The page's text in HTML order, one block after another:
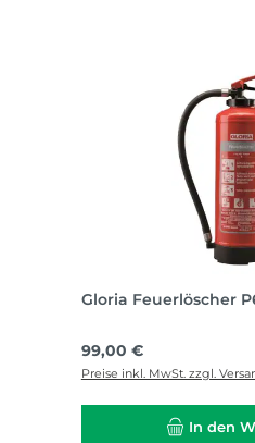
Gloria Feuerlöscher
Regulärer Preis:
99,00 €
Preise inkl. MwSt. zzgl.
In den